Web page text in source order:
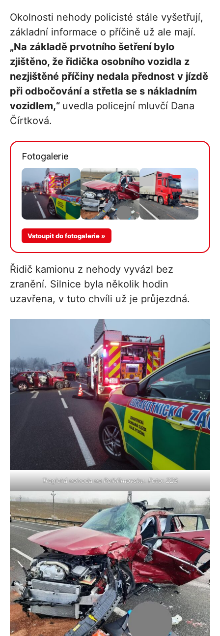
Okolnosti nehody policisté stále vyšetřují,
základní informace o příčině už ale mají.
„Na základě prvotního šetření bylo
zjištěno, že řidička osobního vozidla z
nezjištěné příčiny nedala přednost v jízdě
při odbočování a střetla se s nákladním
vozidlem,“ uvedla policejní mluvčí Dana
Čírtková.
Fotogalerie
Vstoupit do fotogalerie »
Řidič kamionu z nehody vyvázl bez
zranění. Silnice byla několik hodin
uzavřena, v tuto chvíli už je průjezdná.
Tragická nehoda na Pelhřimovsku. Foto: ZZS